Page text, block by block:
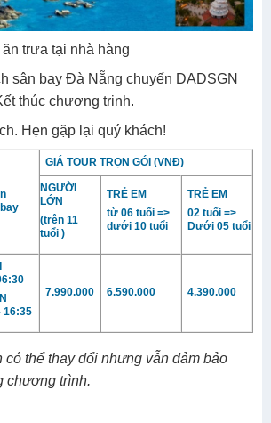
trưa tại nhà hàng
sân bay Đà Nẵng chuyến DADSGN
thúc chương trinh.
Hẹn gặp lại quý khách!
GIÁ TOUR TRỌN GÓI (VNĐ)
NGƯỜI
LỚN
(trên 11
tuổi )
TRẺ EM
từ 06 tuổi =>
dưới 10 tuổi
TRẺ EM
02 tuổi =>
Dưới 05 tuổi
16:35
7.990.000 6.590.000 4.390.000
có thể thay đổi nhưng vẫn đảm bảo
chương trình.